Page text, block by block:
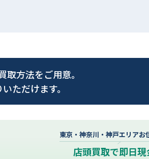
方法をご用意。
ただけます。
東京・神奈川・神戸エリアお
店頭買取で即日現